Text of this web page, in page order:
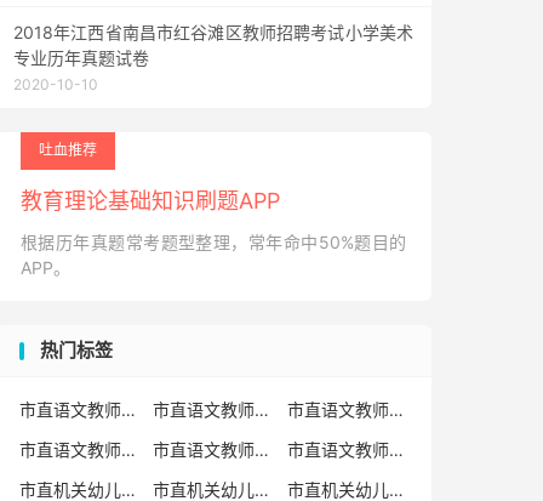
2018年江西省南昌市红谷滩区教师招聘考试小学美术
专业历年真题试卷
2020-10-10
吐血推荐
教育理论基础知识刷题APP
根据历年真题常考题型整理，常年命中50%题目的
APP。
热门标签
市直语文教师招聘 市直语文教师招聘考试真题
市直语文教师招聘考试真题卷
市直语文教师编制考试真题
市直语文教师编制考试真题卷
市直语文教师考试
市直机关幼儿教师招聘
市直机关幼儿教师考试
市直机关幼儿教师招聘考试真题